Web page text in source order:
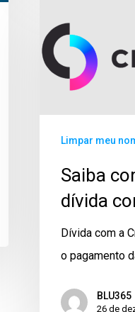
Limpar meu
Saiba
dívida
Dívida com a
o pagamento
BLU365
26 de